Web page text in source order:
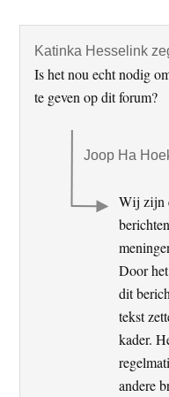
Katinka Hesselink
Is het nou echt nodig
te geven op dit forum?
Joop Ha
Wij zijn
Door
dit
tekst
kader.
andere